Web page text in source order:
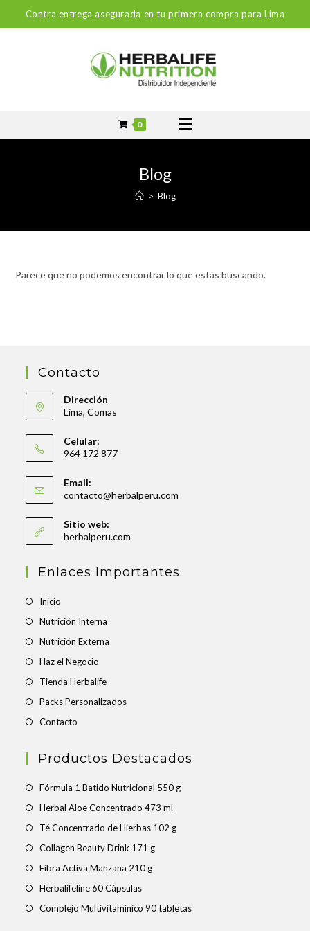
Contra entrega asegurada en tu primera compra para Lima
0
Blog
> Blog
Parece que no podemos encontrar lo que estás buscando.
Contacto
Dirección
Lima, Comas
Celular:
964 172 877
Email:
contacto@herbalperu.com
Sitio web:
herbalperu.com
Enlaces Importantes
Inicio
Nutrición Interna
Nutrición Externa
Haz el Negocio
Tienda Herbalife
Packs Personalizados
Contacto
Productos Destacados
Fórmula 1 Batido Nutricional 550 g
Herbal Aloe Concentrado 473 ml
Té Concentrado de Hierbas 102 g
Collagen Beauty Drink 171 g
Fibra Activa Manzana 210 g
Herbalifeline 60 Cápsulas
Complejo Multivitamínico 90 tabletas